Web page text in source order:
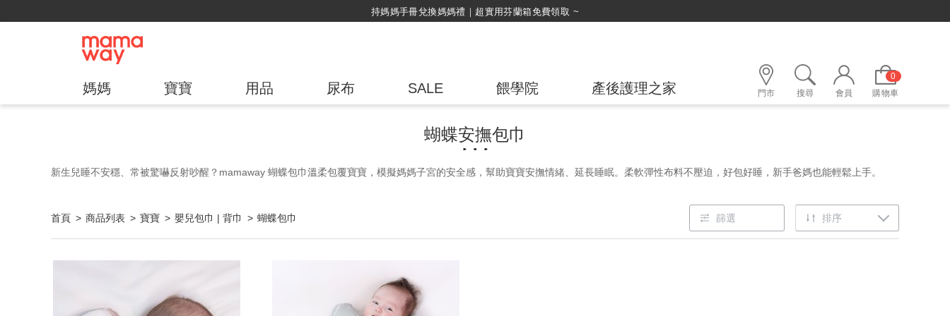
持媽媽手冊兌換媽媽禮｜超實用芬蘭箱免費領取 ~
媽媽 寶寶 用品 尿布 SALE 餵學院 產後護理之家 門市 搜尋 會員
0
購物車
蝴蝶安撫包巾
新生兒睡不安穩、常被驚嚇反射吵醒？mamaway 蝴蝶包巾溫柔包覆寶寶，模擬媽媽子宮的安全感，幫助寶寶安撫情緒、延長睡眠。柔軟彈性布料不壓迫，好包好睡，新手爸媽也能輕鬆上手。
首頁 商品列表 寶寶 嬰兒包巾 | 背巾 蝴蝶包巾 篩選